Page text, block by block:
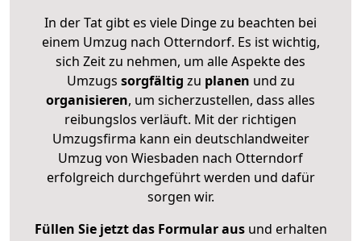
In der Tat gibt es viele Dinge zu beachten bei
einem Umzug nach Otterndorf. Es ist wichtig,
sich Zeit zu nehmen, um alle Aspekte des
Umzugs sorgfältig zu planen und zu
organisieren, um sicherzustellen, dass alles
reibungslos verläuft. Mit der richtigen
Umzugsfirma kann ein deutschlandweiter
Umzug von Wiesbaden nach Otterndorf
erfolgreich durchgeführt werden und dafür
sorgen wir.
Füllen Sie jetzt das Formular ausund erhalten